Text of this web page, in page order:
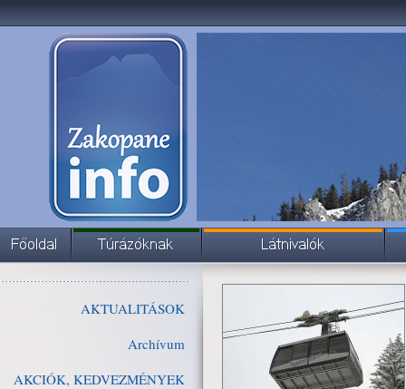
AKTUALITÁSOK
Archívum
AKCIÓK, KEDVEZMÉNYEK